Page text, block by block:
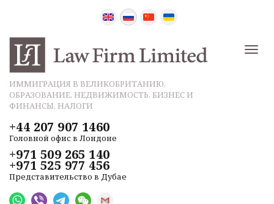
ИММИГРАЦИЯ В ВЕЛИКОБРИТАНИЮ,
ОБРАЗОВАНИЕ, НЕДВИЖИМОСТЬ, БИЗНЕС И
ФИНАНСЫ, НАЛОГИ
+44 207 907 1460
Головной офис в Лондоне
+971 509 265 140
+971 525 977 456
Представительство в Дубае